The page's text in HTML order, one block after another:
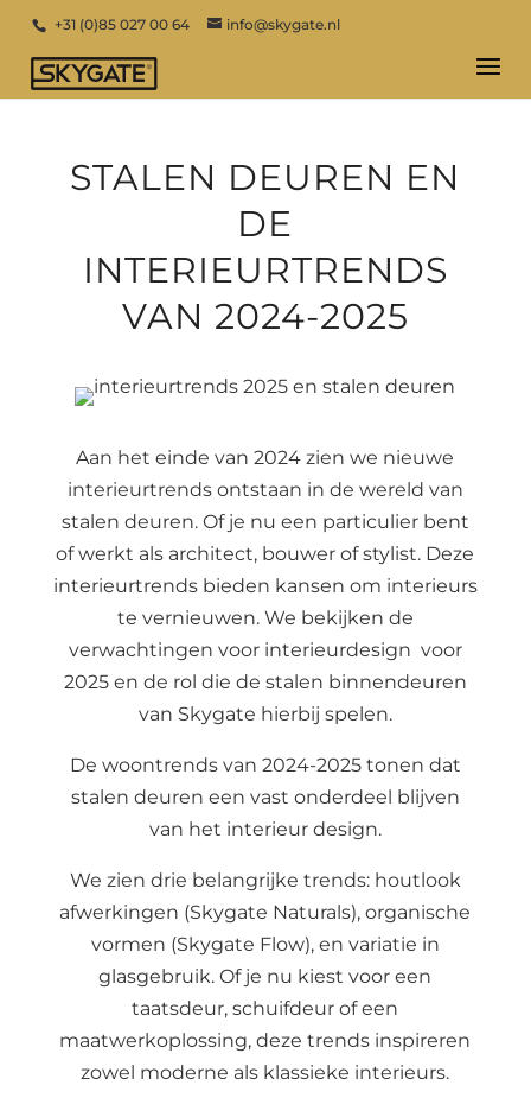
+31 (0)85 027 00 64 info@skygate.nl
STALEN DEUREN EN
DE
INTERIEURTRENDS
VAN 2024-2025
Aan het einde van 2024 zien we nieuwe
interieurtrends ontstaan in de wereld van
stalen deuren. Of je nu een particulier bent
of werkt als architect, bouwer of stylist. Deze
interieurtrends bieden kansen om interieurs
te vernieuwen. We bekijken de
verwachtingen voor interieurdesign voor
2025 en de rol die de stalen binnendeuren
van Skygate hierbij spelen.
De woontrends van 2024-2025 tonen dat
stalen deuren een vast onderdeel blijven
van het interieur design.
We zien drie belangrijke trends: houtlook
afwerkingen (Skygate Naturals), organische
vormen (Skygate Flow), en variatie in
glasgebruik. Of je nu kiest voor een
taatsdeur, schuifdeur of een
maatwerkoplossing, deze trends inspireren
zowel moderne als klassieke interieurs.